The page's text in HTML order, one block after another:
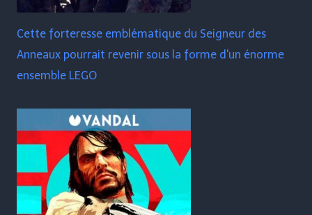
Cette forteresse emblématique du Seigneur des
Anneaux pourrait revenir sous la forme d'un énorme
ensemble LEGO